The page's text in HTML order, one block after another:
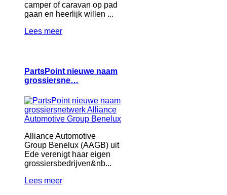
camper of caravan op pad
gaan en heerlijk willen ...
Lees meer
PartsPoint nieuwe naam
grossiersne…
Alliance Automotive
Group Benelux (AAGB) uit
Ede verenigt haar eigen
grossiersbedrijven&nb...
Lees meer